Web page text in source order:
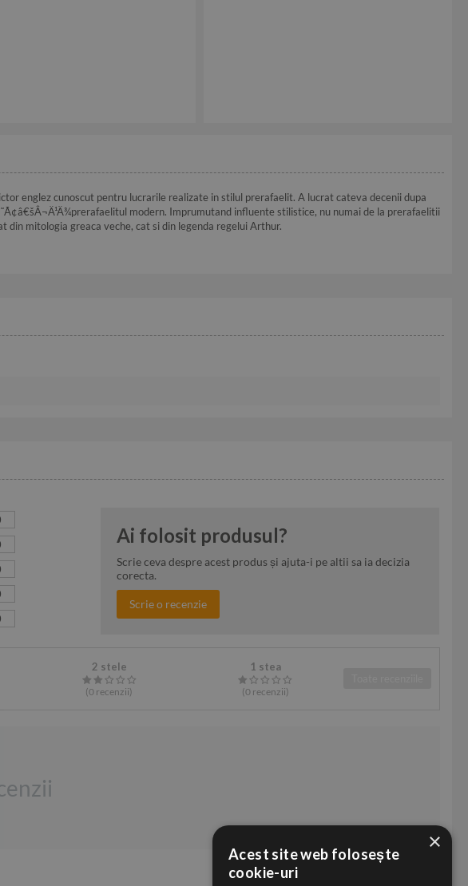
englez cunoscut pentru lucrarile realizate in stilul prerafaelit. A lucrat cateva decenii dupa
modern. Imprumutand influente stilistice, nu numai de la prerafaelitii
mitologia greaca veche, cat si din legenda regelui Arthur.
Ai folosit produsul?
Scrie ceva despre acest produs și ajuta-i pe altii sa ia decizia
corecta.
Scrie o recenzie
2 stele
(0 recenzii)
1 stea
(0recenzii)
×
Acest site web folosește
cookie-uri